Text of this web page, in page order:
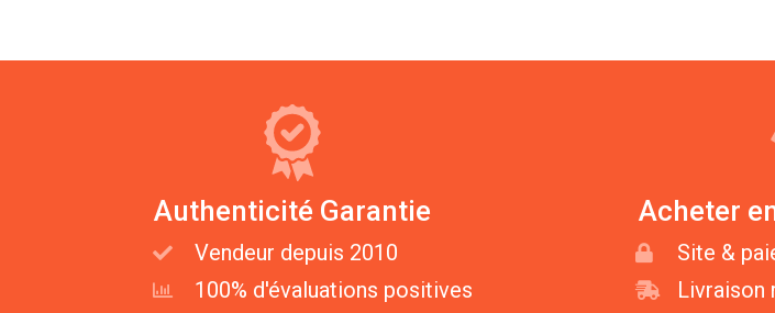
Authenticité Garantie
Vendeur depuis 2010
100% d'évaluations positives
Acheter
Site &
Livraison